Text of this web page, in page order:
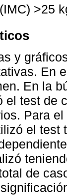
>25
y
En
En la
el test de
Para
el test
de